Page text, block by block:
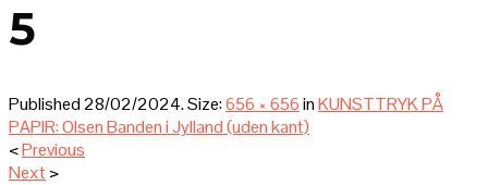
5
Published28/02/2024. Size:656 × 656inKUNSTTRYK PÅ
PAPIR: Olsen Banden i Jylland (uden kant)
<Previous
Next>